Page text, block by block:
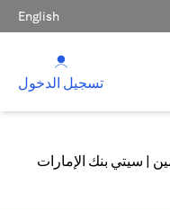
English
تسجيل الدخول
| سيتي بنك الإمارات